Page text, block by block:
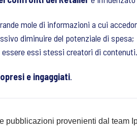
mole di informazioni a cui
diminuire del potenziale di spesa;
essi stessi creatori di contenuti.
e ingaggiati.
pubblicazioni provenienti dal team